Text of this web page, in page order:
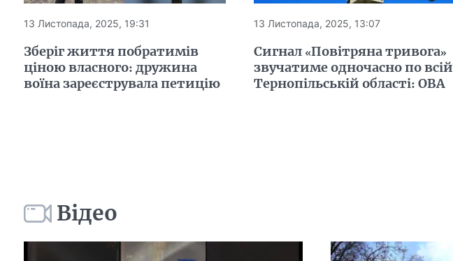
13 Листопада, 2025, 19:31
Зберіг життя побратимів
ціною власного: дружина
воїна зареєструвала петицію
13 Листопада, 2025, 13:07
Сигнал «Повітряна тривога»
звучатиме одночасно по всій
Тернопільській області: ОВА
Відео